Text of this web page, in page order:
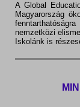
A Global
Magyarország
nemzetközi
Iskolánk is